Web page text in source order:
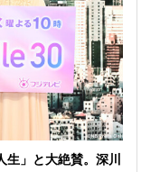
」と大絶賛。深川